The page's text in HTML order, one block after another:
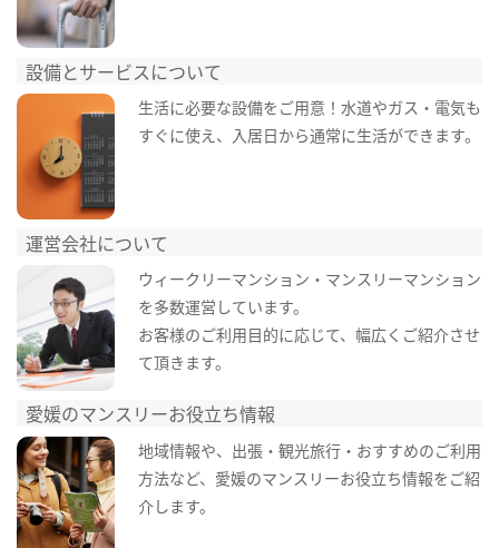
設備とサービスについて
生活に必要な設備をご用意！水道やガス・電気も
すぐに使え、入居日から通常に生活ができます。
運営会社について
ウィークリーマンション・マンスリーマンション
を多数運営しています。
お客様のご利用目的に応じて、幅広くご紹介させ
て頂きます。
愛媛のマンスリーお役立ち情報
地域情報や、出張・観光旅行・おすすめのご利用
方法など、愛媛のマンスリーお役立ち情報をご紹
介します。